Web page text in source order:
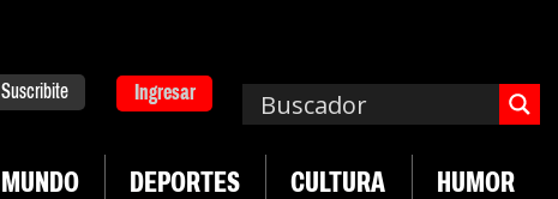
Suscribite Ingresar
MUNDO DEPORTES CULTURA HUMOR